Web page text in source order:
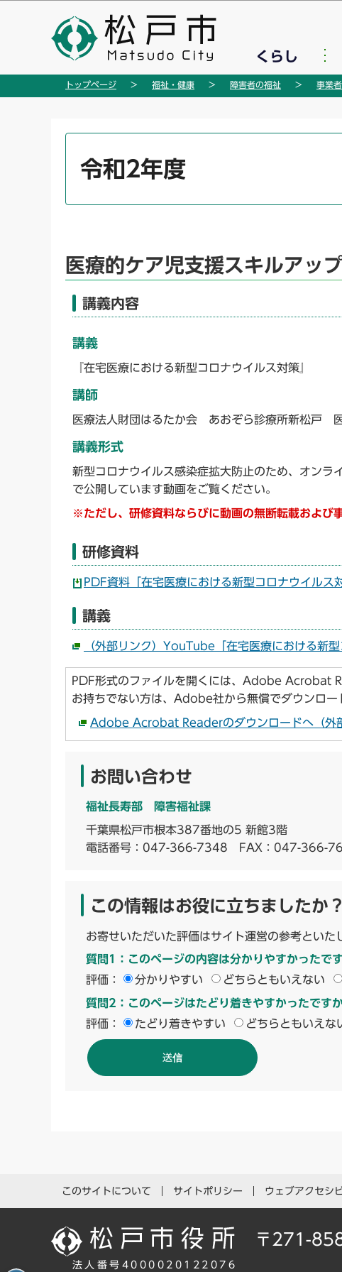
の
くらし
トップページ 福祉・健康 障害者の福祉 事業
令和2年度
医療的ケア児支援スキルアッ
講義内容
講義
『在宅医療における新型コロナウイルス対策』
講師
医療法人財団はるたか会 あおぞら診療所新松戸
講義形式
新型コロナウイルス感染症拡大防止のため、オン
で公開しています動画をご覧ください。
※ただし、研修資料ならびに動画の無断転載および
研修資料
PDF資料「在宅医療における新型コロナウイルス
講義
（外部リンク）YouTube「在宅医療における新型
PDF形式のファイルを開くには、Adobe Acrobat
お持ちでない方は、Adobe社から無償でダウンロー
Adobe Acrobat Readerのダウンロードへ（外
お問い合わせ
福祉長寿部 障害福祉課
千葉県松戸市根本387番地の5 新館3階
電話番号： 047-366-7348 FAX：047-366-
この情報はお役に立ちましたか？
お寄せいただいた評価はサイト運営の参考といた
質問1：このページの内容は分かりやすかったで
評価：
分かりやすい どちらともいえない
質問2：このページはたどり着きやすかったです
評価：
たどり着きやすい どちらともいえな
このサイトについて サイトポリシー ウェブアクセシ
法人番号4000020122076
〒271-